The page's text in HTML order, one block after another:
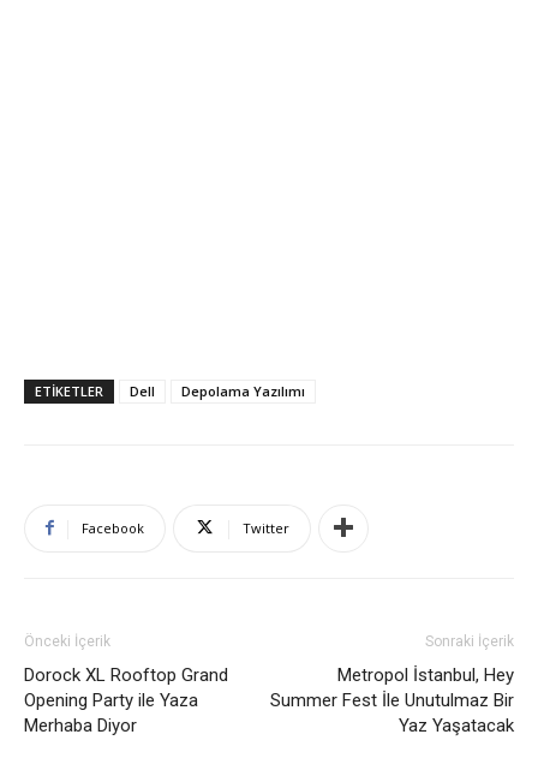
ETIKETLER Dell Depolama Yazılımı
Facebook Twitter
Önceki İçerik
Dorock XL Rooftop Grand
Opening Party ile Yaza
Merhaba Diyor
Sonraki İçerik
Metropol İstanbul, Hey
Summer Fest İle Unutulmaz Bir
Yaz Yaşatacak